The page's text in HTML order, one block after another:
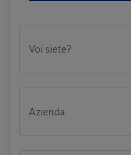
Voi siete?
Azienda